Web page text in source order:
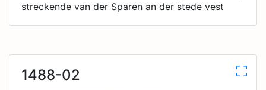
streckende van der Sparen an der stede vest
1488-02